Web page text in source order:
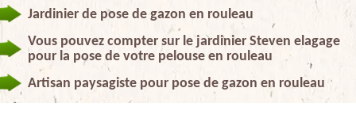
Jardinier de pose de gazon en rouleau
Vous pouvez compter sur le jardinier Steven elagage
pour la pose de votre pelouse en rouleau
Artisan paysagiste pour pose de gazon en rouleau